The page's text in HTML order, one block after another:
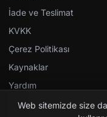
İade ve Teslimat
KVKK
Çerez Politikası
Kaynaklar
Yardım
Web sitemizde size